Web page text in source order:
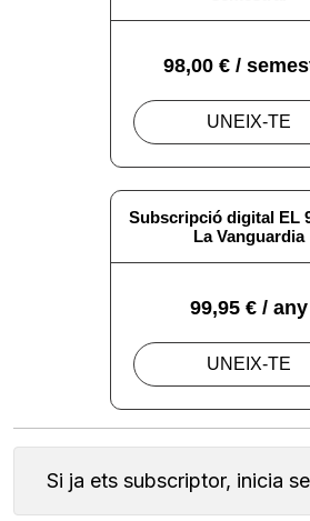
Si ja ets subscriptor, inicia